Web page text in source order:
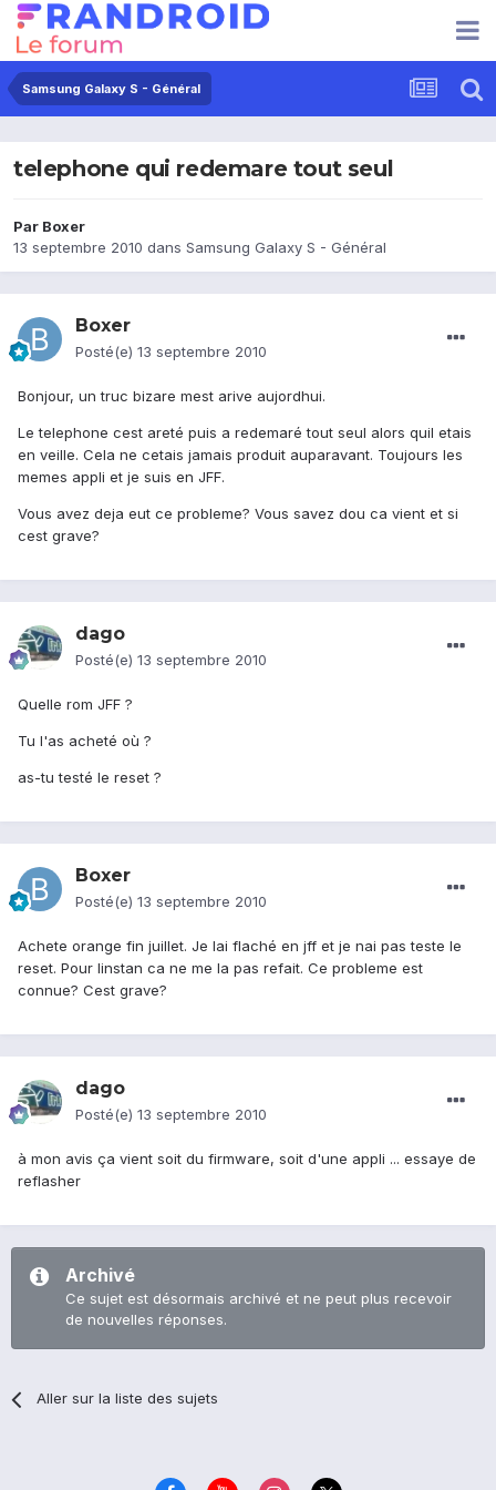
Samsung Galaxy S - Général
telephone qui redemare tout seul
Par Boxer
13 septembre 2010 dans Samsung Galaxy S - Général
Boxer
Posté(e) 13 septembre 2010
Bonjour, un truc bizare mest arive aujordhui.
Le telephone cest areté puis a redemaré tout seul alors quil etais
en veille. Cela ne cetais jamais produit auparavant. Toujours les
memes appli et je suis en JFF.
Vous avez deja eut ce probleme? Vous savez dou ca vient et si
cest grave?
dago
Posté(e) 13 septembre 2010
Quelle rom JFF ?
Tu l'as acheté où ?
as-tu testé le reset ?
Boxer
Posté(e) 13 septembre 2010
Achete orange fin juillet. Je lai flaché en jff et je nai pas teste le
reset. Pour linstan ca ne me la pas refait. Ce probleme est
connue? Cest grave?
dago
Posté(e) 13 septembre 2010
à mon avis ça vient soit du firmware, soit d'une appli ... essaye de
reflasher
Archivé
Ce sujet est désormais archivé et ne peut plus recevoir
de nouvelles réponses.
Aller sur la liste des sujets